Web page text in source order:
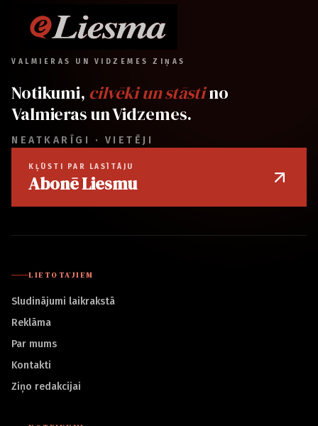
VALMIERAS UN VIDZEMES ZIŅAS
Notikumi, cilvēki un stāstino
Valmieras un Vidzemes.
NEATKARĪGI · VIETĒJI
KĻŪSTI PAR LASĪTĀJU
Abonē Liesmu
LIETOTĀJIEM
Sludinājumi laikrakstā
Reklāma
Par mums
Kontakti
Ziņo redakcijai